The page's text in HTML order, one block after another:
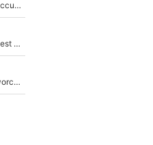
Avant l’annonce de sa première liste, Zidane a décidé d’accueillir une nouvelle tête en équipe de France
Mercato - Analyse : Real-Vinicius Jr, la surprise qui n'en est pas une...
Frank McCourt et Pablo Longoria : Les coulisses d’un divorce coûteux qui ruine l’OM à petit feu…